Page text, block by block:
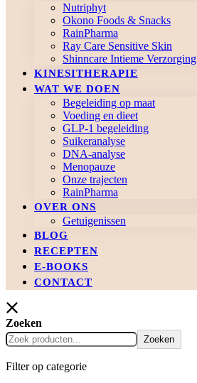
Nutriphyt
Okono Foods & Snacks
RainPharma
Ray Care Sensitive Skin
Shinncare Intieme Verzorging
KINESITHERAPIE
WAT WE DOEN
Begeleiding op maat
Voeding en dieet
GLP-1 begeleiding
Suikeranalyse
DNA-analyse
Menopauze
Onze trajecten
RainPharma
OVER ONS
Getuigenissen
BLOG
RECEPTEN
E-BOOKS
CONTACT
Zoeken
Zoeken
Filter op categorie